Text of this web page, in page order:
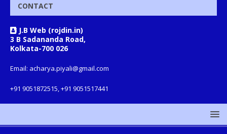
CONTACT
J.B Web (rojdin.in)
3 B Sadananda Road,
Kolkata-700 026
Email: acharya.piyali@gmail.com
+91 9051872515, +91 9051517441